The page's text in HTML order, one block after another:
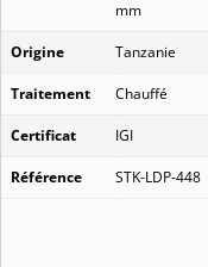
mm
Origine Tanzanie
Traitement Chauffé
Certificat IGI
Référence STK-LDP-448